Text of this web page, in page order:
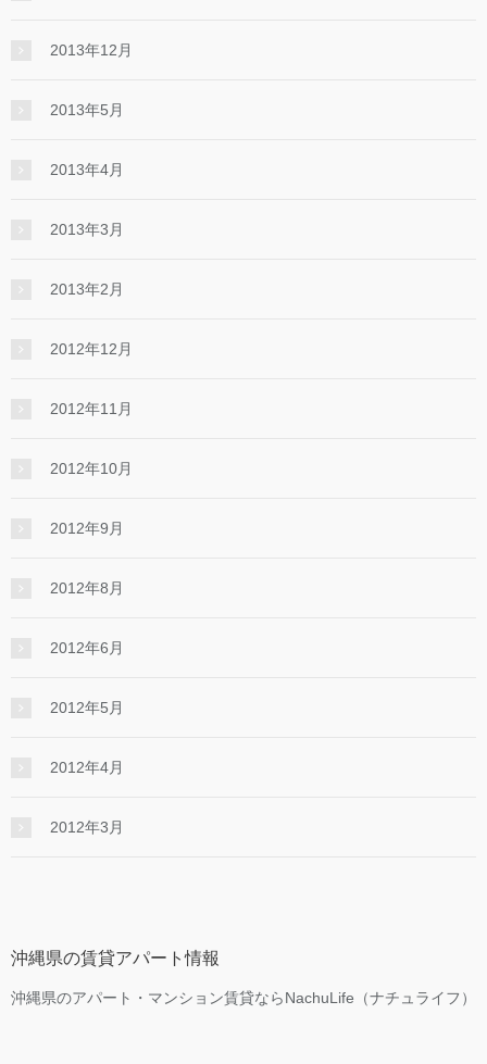
2013年12月
2013年5月
2013年4月
2013年3月
2013年2月
2012年12月
2012年11月
2012年10月
2012年9月
2012年8月
2012年6月
2012年5月
2012年4月
2012年3月
沖縄県の賃貸アパート情報
沖縄県のアパート・マンション賃貸ならNachuLife（ナチュライフ）